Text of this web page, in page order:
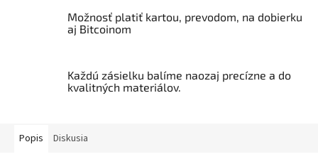
Možnosť platiť kartou, prevodom, na dobierku
aj Bitcoinom
Každú zásielku balíme naozaj precízne a do
kvalitných materiálov.
Popis Diskusia